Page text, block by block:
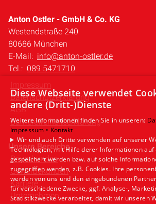
Anton Ostler - GmbH & Co. KG
Westendstraße 240
80686 München
E-Mail: info@anton-ostler.de
Tel.: 089 5471710
Impressum
Datenschutzerklärung
AGB
Barrierefreiheitserklärung
Unsere Bereiche
Privatkunden
Gewerbekunden
Karriere
Unternehmen
Diese Webseite verwendet
andere (Dritt-)Dienste
Weitere Informationen finden Sie in unseren:
Impressum • Kontakt
Wir und auch Dritte verwenden auf unserer
Technologien, mit Hilfe derer Informationen auf
gespeichert werden bzw. auf solche
zugegriffen werden, z.B. Cookies. Ihre
werden von uns und den eingebundenen
für verschiedene Zwecke, ggf. Analyse-,
Statistikzwecke verarbeitet, damit wir unseren